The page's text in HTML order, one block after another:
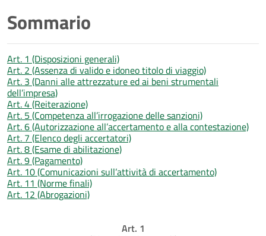
Sommario
Art. 1 (Disposizioni generali)
Art. 2 (Assenza di valido e idoneo titolo di viaggio)
Art. 3 (Danni alle attrezzature ed ai beni strumentali
dell’impresa)
Art. 4 (Reiterazione)
Art. 5 (Competenza all’irrogazione delle sanzioni)
Art. 6 (Autorizzazione all’accertamento e alla contestazione)
Art. 7 (Elenco degli accertatori)
Art. 8 (Esame di abilitazione)
Art. 9 (Pagamento)
Art. 10 (Comunicazioni sull’attività di accertamento)
Art. 11 (Norme finali)
Art. 12 (Abrogazioni)
Art. 1